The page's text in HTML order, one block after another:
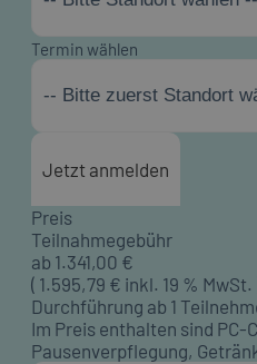
Termin wählen
-- Bitte zuerst Standort
Jetzt anmelden
Preis
Teilnahmegebühr
ab 1.341,00 €
( 1.595,79 € inkl. 19 % MwSt.
Durchführung ab 1
Im Preis enthalten sind PC-
Pausenverpflegung,